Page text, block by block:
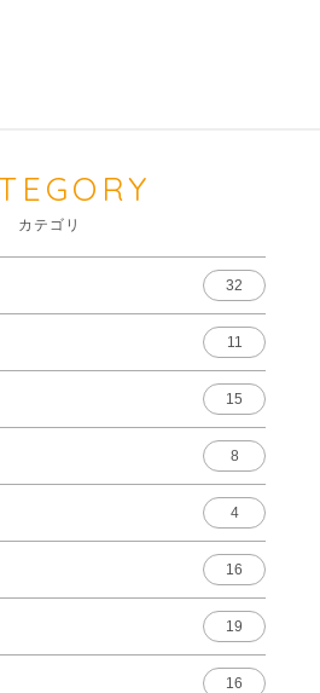
カテゴリ
32
11
15
8
4
16
19
16